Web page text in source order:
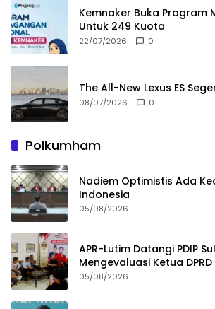
Kemnaker Buka Program
Untuk 249 Kuota
22/07/2026 0
The All-New Lexus ES
08/07/2026 0
Polkumham
Nadiem Optimistis Ada
Indonesia
05/08/2026
APR-Lutim Datangi PDIP
Mengevaluasi Ketua
05/08/2026